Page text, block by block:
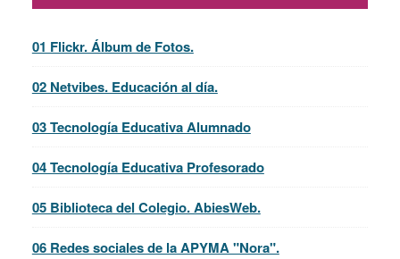
01 Flickr. Álbum de Fotos.
02 Netvibes. Educación al día.
03 Tecnología Educativa Alumnado
04 Tecnología Educativa Profesorado
05 Biblioteca del Colegio. AbiesWeb.
06 Redes sociales de la APYMA "Nora".